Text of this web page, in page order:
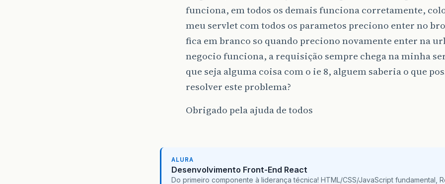
funciona, em todos os demais funciona corretamente,
meu servlet com todos os parametos preciono enter no
fica em branco so quando preciono novamente enter na
negocio funciona, a requisição sempre chega na minha
que seja alguma coisa com o ie 8, alguem saberia o que
resolver este problema?
Obrigado pela ajuda de todos
ALURA
Desenvolvimento Front-End React
Do primeiro componente à liderança técnica! HTML/CSS/JavaScript fundamental,